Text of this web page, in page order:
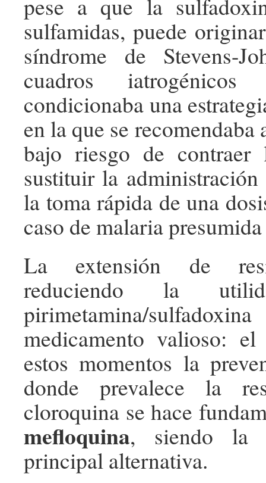
pese a que la
sulfamidas, puede
síndrome de Stevens-
cuadros
condicionaba una
en la que se recomendaba
bajo riesgo de contraer
sustituir la
la toma rápida de una
caso de malaria
La extensión de
reduciendo la
pirimetamina/
medicamento valioso:
estos momentos la
donde prevalece la
cloroquina se hace
mefloquina, siendo
principal alternativa.